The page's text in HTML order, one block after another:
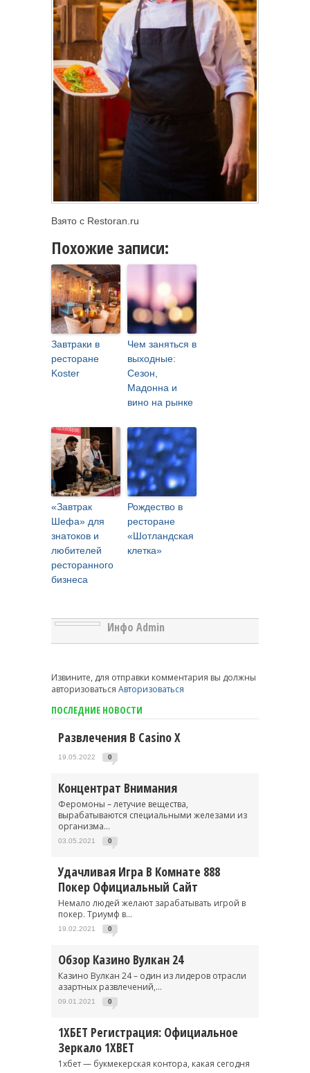
Взято с Restoran.ru
Похожие записи:
Завтраки в
ресторане
Koster
Чем заняться в
выходные:
Сезон,
Мадонна и
вино на рынке
«Завтрак
Шефа» для
знатоков и
любителей
ресторанного
бизнеса
Рождество в
ресторане
«Шотландская
клетка»
Инфо Admin
Извините, для отправки комментария вы должны
авторизоваться Авторизоваться
ПОСЛЕДНИЕ НОВОСТИ
Развлечения В Casino X
19.05.2022 0
Концентрат Внимания
Феромоны – летучие вещества,
вырабатываются специальными железами из
организма...
03.05.2021 0
Удачливая Игра В Комнате 888
Покер Официальный Сайт
Немало людей желают зарабатывать игрой в
покер. Триумф в...
19.02.2021 0
Обзор Казино Вулкан 24
Казино Вулкан 24 – один из лидеров отрасли
азартных развлечений,...
09.01.2021 0
1ХБЕТ Регистрация: Официальное
Зеркало 1XBET
1хбет — букмекерская контора, какая сегодня